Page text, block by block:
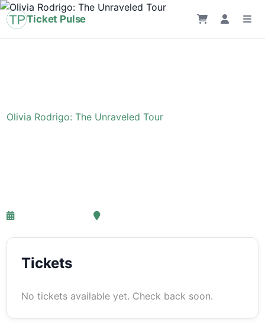
Ticket Pulse
Olivia Rodrigo: The Unraveled Tour
27-03-2027 18:00
Tickets
No tickets available yet. Check back soon.